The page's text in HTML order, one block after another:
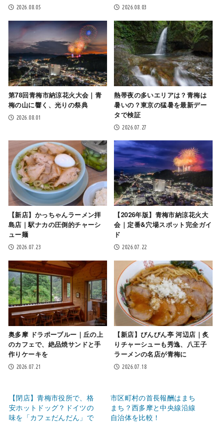
2026.08.05 2026.08.03
第78回青梅市納涼花火大会｜青
梅の山に響く、光りの祭典
2026.08.01
熱帯夜の多いエリアは？青梅は
暑いの？東京の猛暑を最新デー
タで検証
2026.07.27
【新店】かっちゃんラーメン拝
島店｜駅ナカの圧倒的チャーシ
ュー麺
2026.07.23
【2026年版】青梅市納涼花火大
会｜定番&穴場スポット完全ガイ
ド
2026.07.22
奥多摩 ドラポーブルー｜丘の上
のカフェで、絶品焼サンドと手
作りケーキを
2026.07.21
【新店】びんびん亭 河辺店｜炙
りチャーシューも秀逸、八王子
ラーメンの名店が青梅に
2026.07.18
【閉店】青梅市役所で、格
安ホットドッグ？ドイツの
味を「カフェだんだん」で
市区町村の首長報酬はまち
まち？西多摩と中央線沿線
自治体を比較！